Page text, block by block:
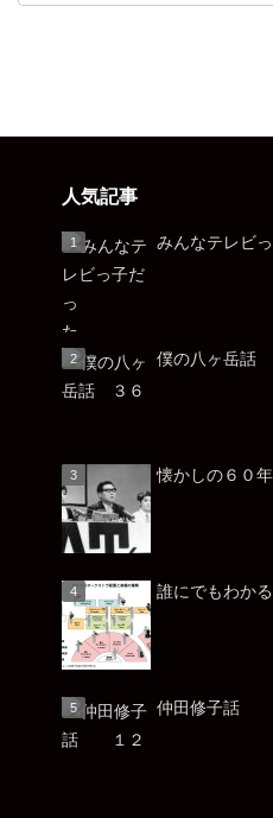
人気記事
みんなテ
僕の八ヶ岳話
懐かしの６０
誰にでもわか
仲田修子話